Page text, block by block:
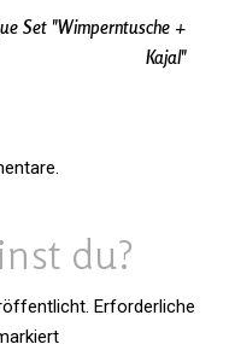
Set "Wimperntusche +
Kajal"
du?
Erforderliche